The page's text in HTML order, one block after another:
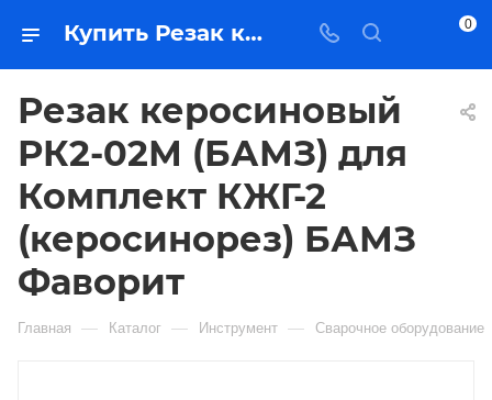
Купить Резак керосиновый РК2-02М (БАМЗ) для Комплект КЖГ-2 (керосинорез) БАМЗ Фаворит в Якутске — цена, характеристики, подбор | Востоктехторг 0
Резак керосиновый
РК2-02М (БАМЗ) для
Комплект КЖГ-2
(керосинорез) БАМЗ
Фаворит
Главная — Каталог — Инструмент — Сварочное оборудование